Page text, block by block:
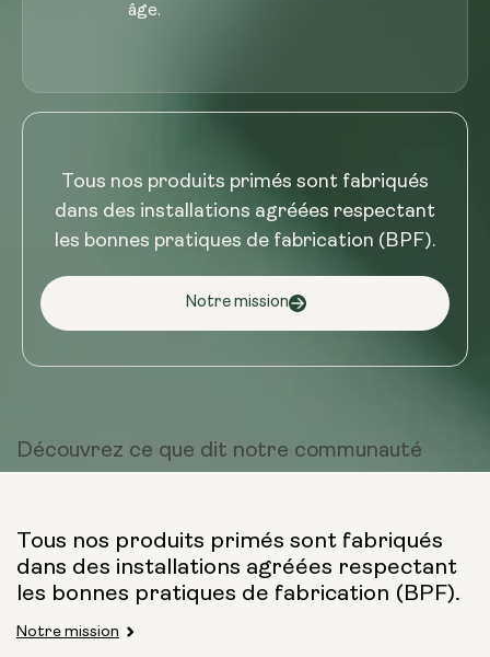
âge.
Tous nos produits primés sont fabriqués
dans des installations agréées respectant
les bonnes pratiques de fabrication (BPF).
Notre mission
Découvrez ce que dit notre communauté
Tous nos produits primés sont fabriqués
dans des installations agréées respectant
les bonnes pratiques de fabrication (BPF).
Notre mission